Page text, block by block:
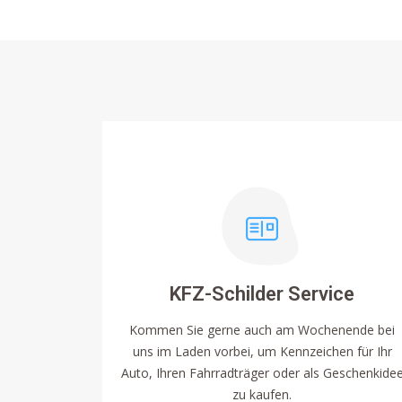
KFZ-Schilder Service
Kommen Sie gerne auch am Wochenende bei
uns im Laden vorbei, um Kennzeichen für Ihr
Auto, Ihren Fahrradträger oder als
zu kaufen.